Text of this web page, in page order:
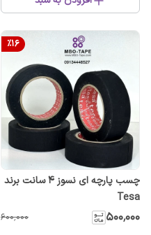
%16
چسب پارچه ای نسوز ۴ سانت برند
Tesa
۵۰۰٬۰۰۰ ۶۰۰٬۰۰۰